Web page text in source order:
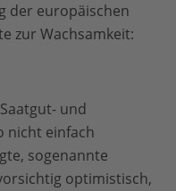
der europäischen
zur Wachsamkeit:
und
nicht einfach
sogenannte
optimistisch,